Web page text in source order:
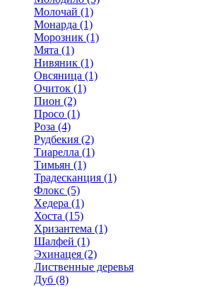
Молочай (1)
Монарда (1)
Морозник (1)
Мята (1)
Нивяник (1)
Овсяница (1)
Очиток (1)
Пион (2)
Просо (1)
Роза (4)
Рудбекия (2)
Тиарелла (1)
Тимьян (1)
Традесканция (1)
Флокс (5)
Хедера (1)
Хоста (15)
Хризантема (1)
Шалфей (1)
Эхинацея (2)
Лиственные деревья
Дуб (8)